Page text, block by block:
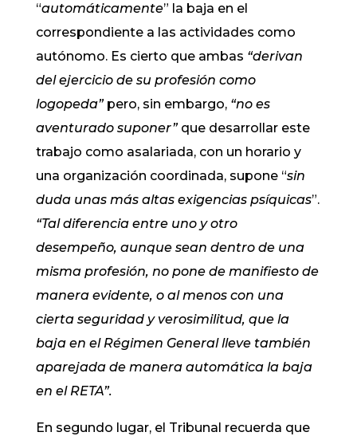
“automáticamente” la baja en el
correspondiente a las actividades como
autónomo. Es cierto que ambas “derivan
del ejercicio de su profesión como
logopeda”pero, sin embargo, “no es
aventurado suponer”que desarrollar este
trabajo como asalariada, con un horario y
una organización coordinada, supone “sin
duda unas más altas exigencias psíquicas”.
“Tal diferencia entre uno y otro
desempeño, aunque sean dentro de una
misma profesión, no pone de manifiesto de
manera evidente, o al menos con una
cierta seguridad y verosimilitud, que la
baja en el Régimen General lleve también
aparejada de manera automática la baja
en el RETA”.
En segundo lugar, el Tribunal recuerda que